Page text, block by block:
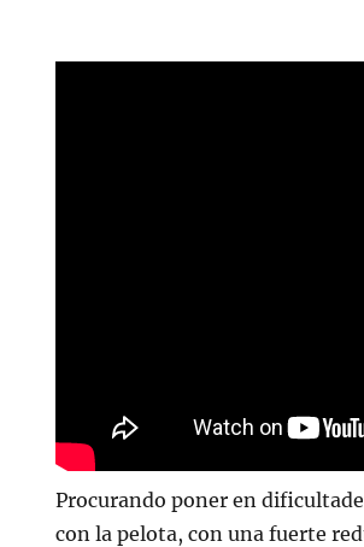
Procurando poner en
con la pelota, con una fuerte